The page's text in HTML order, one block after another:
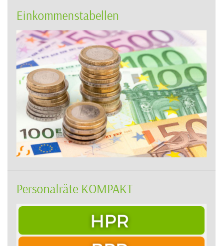
Einkommenstabellen
Personalräte KOMPAKT